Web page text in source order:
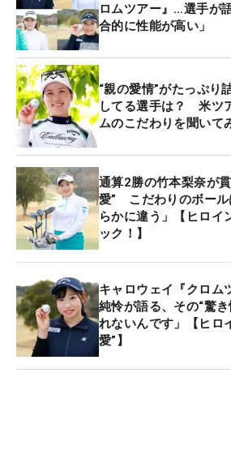
ロムツアー』…選手が
合的に性能が高い」
“親の愛情”がたっぷり
してる選手は？ 米ツ
ムのこだわりを聞いて
通算2勝の竹本梨奈が
愛” こだわりのボール
らかに違う」【ヒロイ
ック！】
キャロウェイ『クロム
純怜が語る、その“驚
れないんです」【ヒロ
愛”】